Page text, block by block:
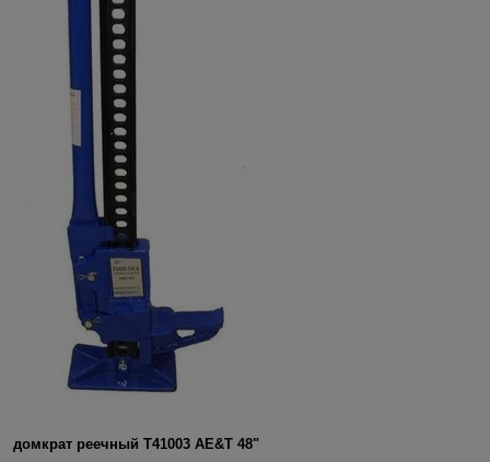
домкрат реечный Т41003 AE&T 48"